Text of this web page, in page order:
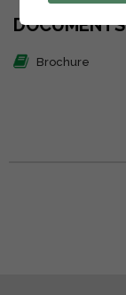
DOCUMENTS
Brochure